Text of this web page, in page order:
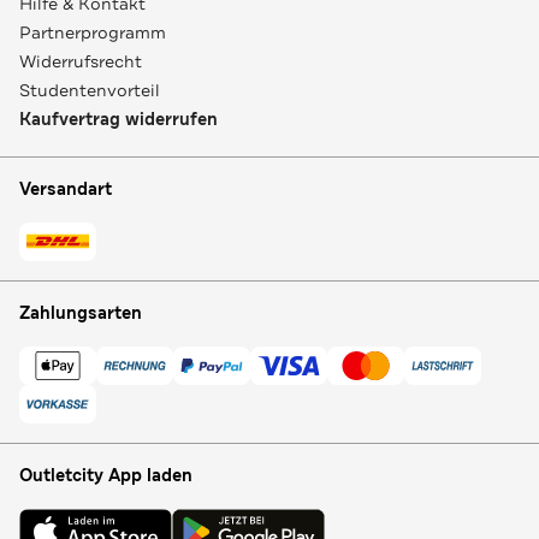
Partnerprogramm
Widerrufsrecht
Studentenvorteil
Kaufvertrag widerrufen
Versandart
Zahlungsarten
Outletcity App laden